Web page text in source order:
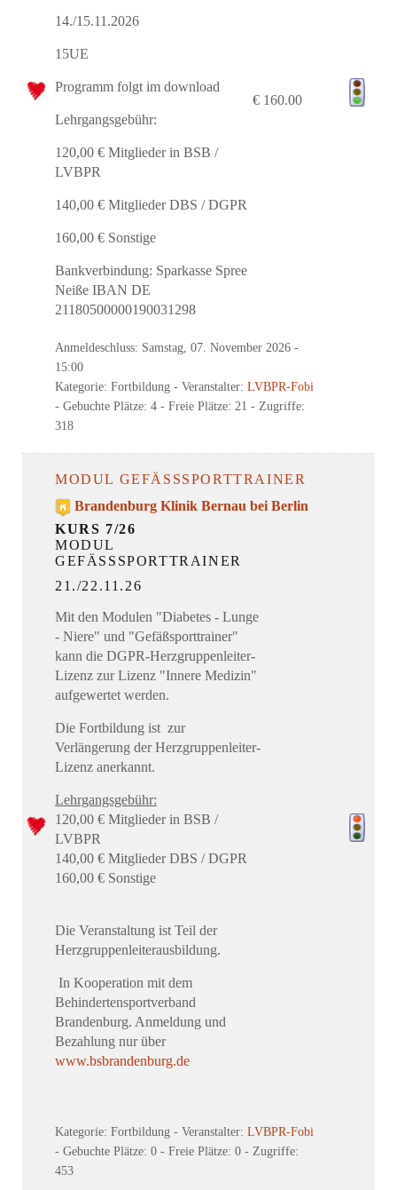
14./15.11.2026
15UE
Programm folgt im download
Lehrgangsgebühr:
120,00 € Mitglieder in BSB /
LVBPR
140,00 € Mitglieder DBS / DGPR
160,00 € Sonstige
Bankverbindung: Sparkasse Spree
Neiße IBAN DE
21180500000190031298
Anmeldeschluss: Samstag, 07. November 2026 -
15:00
Kategorie: Fortbildung - Veranstalter: LVBPR-Fobi
- Gebuchte Plätze: 4 - Freie Plätze: 21 - Zugriffe:
318
€ 160.00
MODUL GEFÄSSSPORTTRAINER
Brandenburg Klinik Bernau bei Berlin
KURS 7/26
MODUL
GEFÄSSSPORTTRAINER
21./22.11.26
Mit den Modulen "Diabetes - Lunge
- Niere" und "Gefäßsporttrainer"
kann die DGPR-Herzgruppenleiter-
Lizenz zur Lizenz "Innere Medizin"
aufgewertet werden.
Die Fortbildung ist zur
Verlängerung der Herzgruppenleiter-
Lizenz anerkannt.
Lehrgangsgebühr:
120,00 € Mitglieder in BSB /
LVBPR
140,00 € Mitglieder DBS / DGPR
160,00 € Sonstige
Die Veranstaltung ist Teil der
Herzgruppenleiterausbildung.
In Kooperation mit dem
Behindertensportverband
Brandenburg. Anmeldung und
Bezahlung nur über
www.bsbrandenburg.de
Kategorie: Fortbildung - Veranstalter: LVBPR-Fobi
- Gebuchte Plätze: 0 - Freie Plätze: 0 - Zugriffe:
453